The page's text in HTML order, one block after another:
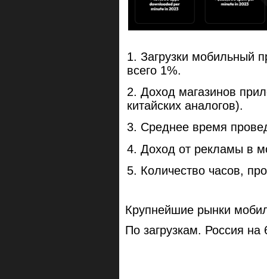
Загрузки мобильный
всего 1%.
Доход магазинов
китайских аналогов).
Среднее время
Доход от рекламы в
Количество часов,
Крупнейшие рынки
По загрузкам. Россия